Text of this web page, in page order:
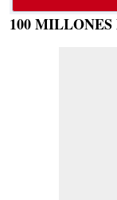
100